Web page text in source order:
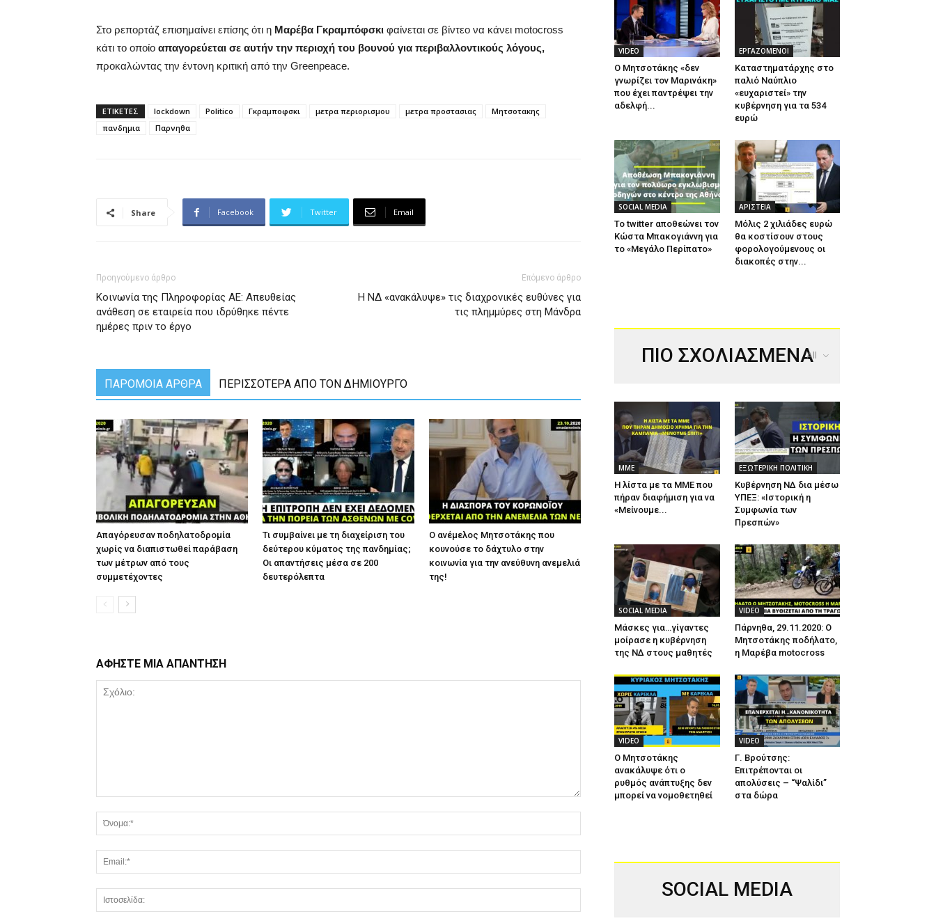
Στο ρεπορτάζ επισημαίνει επίσης ότι η Μαρέβα Γκραμπόφσκι φαίνεται σε βίντεο να κάνει motocross
κάτι το οποίο απαγορεύεται σε αυτήν την περιοχή του βουνού για περιβαλλοντικούς λόγους,
προκαλώντας την έντονη κριτική από την Greenpeace.
ΕΤΙΚΕΤΕΣ lockdown Politico Γκραμποφσκι μετρα περιορισμου μετρα προστασιας
Μητσοτακης
πανδημια
Παρνηθα
Share Facebook Twitter Email
Προηγούμενο άρθρο
Κοινωνία της Πληροφορίας ΑΕ: Απευθείας
ανάθεση σε εταιρεία που ιδρύθηκε πέντε
ημέρες πριν το έργο
Επόμενο άρθρο
Η ΝΔ «ανακάλυψε» τις διαχρονικές ευθύνες για
τις πλημμύρες στη Μάνδρα
ΠΑΡΟΜΟΙΑ ΑΡΘΡΑ ΠΕΡΙΣΣΟΤΕΡΑ ΑΠΟ ΤΟΝ ΔΗΜΙΟΥΡΓΟ
Απαγόρευσαν ποδηλατοδρομία
χωρίς να διαπιστωθεί παράβαση
των μέτρων από τους
συμμετέχοντες
Τι συμβαίνει με τη διαχείριση του
δεύτερου κύματος της πανδημίας;
Οι απαντήσεις μέσα σε 200
δευτερόλεπτα
Ο ανέμελος Μητσοτάκης που
κουνούσε το δάχτυλο στην
κοινωνία για την ανεύθυνη ανεμελιά
της!
ΑΦΗΣΤΕ ΜΙΑ ΑΠΑΝΤΗΣΗ
VIDEO
Ο Μητσοτάκης «δεν
γνωρίζει τον Μαρινάκη»
που έχει παντρέψει την
αδελφή...
ΕΡΓΑΖΟΜΕΝΟΙ
Καταστηματάρχης στο
παλιό Ναύπλιο
«ευχαριστεί» την
κυβέρνηση για τα 534
ευρώ
SOCIAL MEDIA
Το twitter αποθεώνει τον
Κώστα Μπακογιάννη για
το «Μεγάλο Περίπατο»
ΑΡΙΣΤΕΙΑ
Μόλις 2 χιλιάδες ευρώ
θα κοστίσουν στους
φορολογούμενους οι
διακοπές στην...
ΠΙΟ ΣΧΟΛΙΑΣΜΕΝΑ
All
ΜΜΕ
Η λίστα με τα ΜΜΕ που
πήραν διαφήμιση για να
«Μείνουμε...
ΕΞΩΤΕΡΙΚΗ ΠΟΛΙΤΙΚΗ
Κυβέρνηση ΝΔ δια μέσω
ΥΠΕΞ: «Ιστορική η
Συμφωνία των
Πρεσπών»
SOCIAL MEDIA
Μάσκες για…γίγαντες
μοίρασε η κυβέρνηση
της ΝΔ στους μαθητές
VIDEO
Πάρνηθα, 29.11.2020: Ο
Μητσοτάκης ποδήλατο,
η Μαρέβα motocross
VIDEO
Ο Μητσοτάκης
ανακάλυψε ότι ο
ρυθμός ανάπτυξης δεν
μπορεί να νομοθετηθεί
VIDEO
Γ. Βρούτσης:
Επιτρέπονται οι
απολύσεις – “Ψαλίδι”
στα δώρα
SOCIAL MEDIA